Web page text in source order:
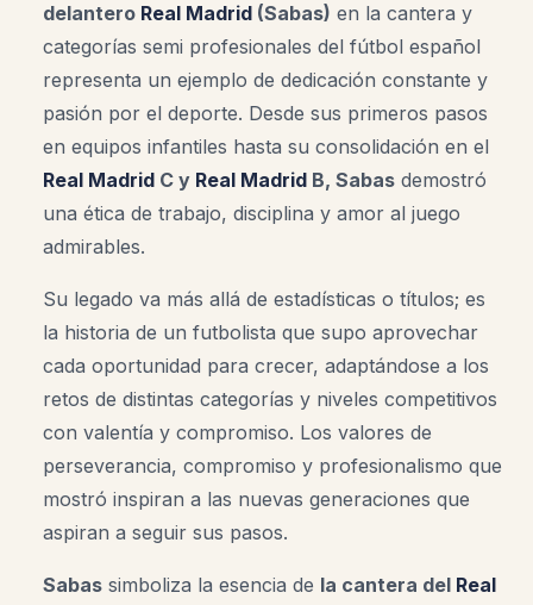
delantero Real Madrid (Sabas) en la cantera y
categorías semi profesionales del fútbol español
representa un ejemplo de dedicación constante y
pasión por el deporte. Desde sus primeros pasos
en equipos infantiles hasta su consolidación en el
Real Madrid C y Real Madrid B, Sabas demostró
una ética de trabajo, disciplina y amor al juego
admirables.
Su legado va más allá de estadísticas o títulos; es
la historia de un futbolista que supo aprovechar
cada oportunidad para crecer, adaptándose a los
retos de distintas categorías y niveles competitivos
con valentía y compromiso. Los valores de
perseverancia, compromiso y profesionalismo que
mostró inspiran a las nuevas generaciones que
aspiran a seguir sus pasos.
Sabas simboliza la esencia de la cantera del Real